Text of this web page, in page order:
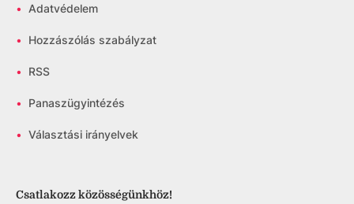
• Adatvédelem
• Hozzászólás szabályzat
• RSS
• Panaszügyintézés
• Választási irányelvek
Csatlakozz közösségünkhöz!